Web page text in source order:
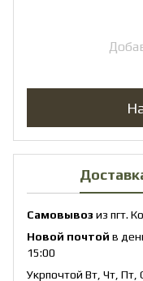
Самовывоз из пгт.
Новой почтой в
15:00
Укрпочтой Вт, Чт, Пт,